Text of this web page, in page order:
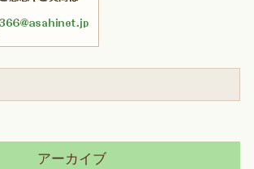
アーカイブ